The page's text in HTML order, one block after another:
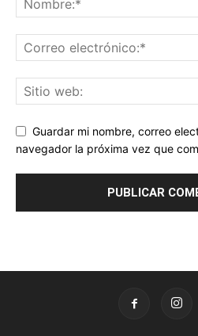
Guardar mi nombre, correo
navegador la próxima vez que